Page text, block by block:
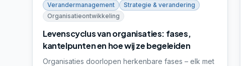
Verandermanagement
Strategie & verandering
Organisatieontwikkeling
Levenscyclus van organisaties: fases,
kantelpunten en hoe wij ze begeleiden
Organisaties doorlopen herkenbare fases – elk met